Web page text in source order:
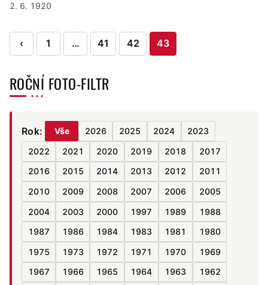
2. 6. 1920
Stránkování
příspěvků
‹ 1 … 41 42 43
ROČNÍ FOTO-FILTR
Rok: Vše 2026 2025 2024
2023
2022
2021 2020 2019 2018
2017
2016
2015 2014 2013 2012
2011
2010
2009 2008 2007 2006
2005
2004
2003 2000 1997 1989
1988
1987
1986 1984 1983 1981
1980
1975
1973 1972 1971 1970
1969
1967
1966 1965 1964 1963
1962